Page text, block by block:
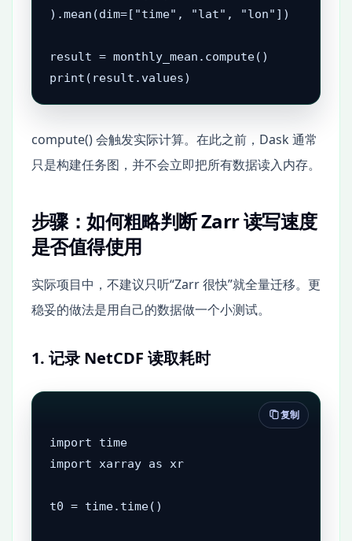
).mean(dim=["time", "lat", "lon"])
result = monthly_mean.compute()
print(result.values)
compute() 会触发实际计算。在此之前，Dask 通常
只是构建任务图，并不会立即把所有数据读入内存。
步骤：如何粗略判断 Zarr 读写速度
是否值得使用
实际项目中，不建议只听“Zarr 很快”就全量迁移。更
稳妥的做法是用自己的数据做一个小测试。
1. 记录 NetCDF 读取耗时
import time
import xarray as xr
t0 = time.time()
复制